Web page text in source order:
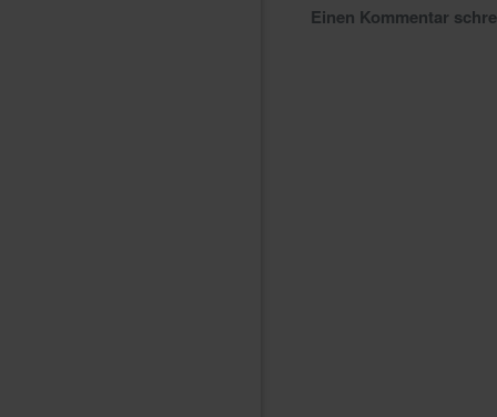
Einen Kommentar